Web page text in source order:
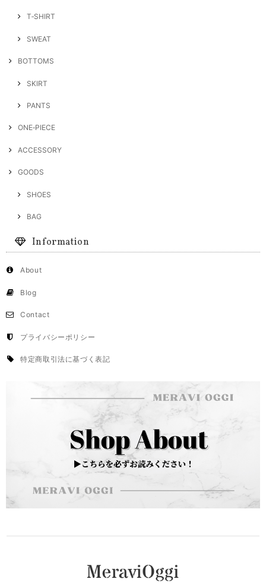
T‐SHIRT
SWEAT
BOTTOMS
SKIRT
PANTS
ONE‐PIECE
ACCESSORY
GOODS
SHOES
BAG
Information
About
Blog
Contact
プライバシーポリシー
特定商取引法に基づく表記